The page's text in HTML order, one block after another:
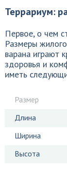
Террариум:
Первое, о чем
Размеры
варана играют
здоровья и
иметь
Размер
Длина
Ширина
Высота